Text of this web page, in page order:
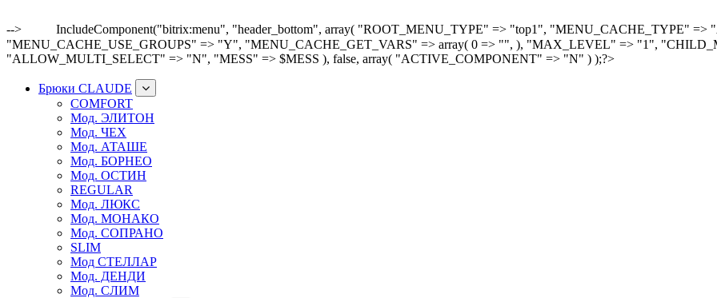
-->
IncludeComponent("bitrix:menu", "header_bottom", array( "ROOT_MENU_TYPE" => "top1", "MENU_CACHE_TYPE"
"MENU_CACHE_USE_GROUPS" => "Y", "MENU_CACHE_GET_VARS" => array( 0 => "", ), "MAX_LEVEL" => "1",
"ALLOW_MULTI_SELECT" => "N", "MESS" => $MESS ), false, array( "ACTIVE_COMPONENT" => "N" ) );?>
Брюки CLAUDE
COMFORT
Мод. ЭЛИТОН
Мод. ЧЕХ
Мод. АТАШЕ
Мод. БОРНЕО
Мод. ОСТИН
REGULAR
Мод. ЛЮКС
Мод. МОНАКО
Мод. СОПРАНО
SLIM
Мод СТЕЛЛАР
Мод. ДЕНДИ
Мод. СЛИМ